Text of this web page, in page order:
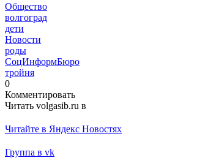
Общество
волгоград
дети
Новости
роды
СоцИнформБюро
тройня
0
Комментировать
Читать volgasib.ru в
Читайте в Яндекс Новостях
Группа в vk